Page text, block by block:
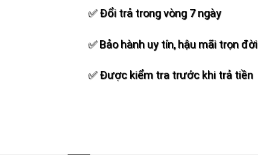
✅ Đổi trả trong vòng 7 ngày
✅ Bảo hành uy tín, hậu mãi trọn đời
✅ Được kiểm tra trước khi trả tiền